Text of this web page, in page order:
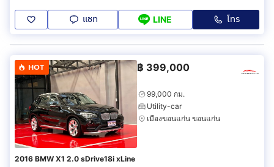
แชท LINE โทร
HOT ฿ 399,000
99,000 กม.
Utility-car
เมืองขอนแก่น ขอนแก่น
2016 BMW X1 2.0 sDrive18i xLine